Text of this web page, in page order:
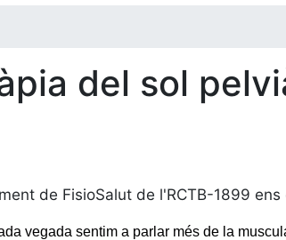
del sol
de FisioSalut de l'RCTB-1899
vegada sentim a parlar més de la